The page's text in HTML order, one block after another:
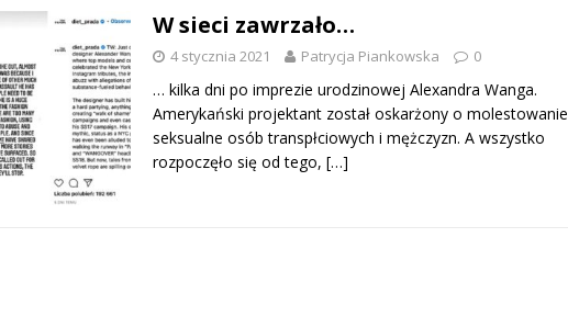
W sieci zawrzało…
4 stycznia 2021 Patrycja Piankowska 0
… kilka dni po imprezie urodzinowej Alexandra Wanga.
Amerykański projektant został oskarżony o molestowanie
seksualne osób transpłciowych i mężczyzn. A wszystko
rozpoczęło się od tego, […]